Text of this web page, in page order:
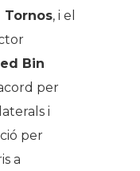
Tornos, i el
Bin
per
i
per
a